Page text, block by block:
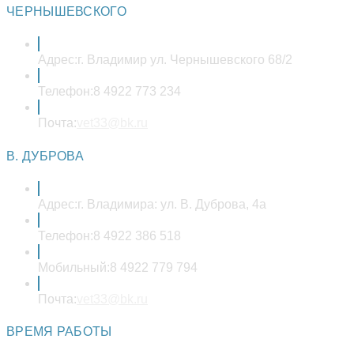
ЧЕРНЫШЕВСКОГО
Адрес:г. Владимир ул. Чернышевского 68/2
Телефон:8 4922 773 234
Почта:
В. ДУБРОВА
Адрес:г. Владимира: ул. В. Дуброва, 4а
Телефон:8 4922 386 518
Мобильный:8 4922 779 794
Почта:
ВРЕМЯ РАБОТЫ